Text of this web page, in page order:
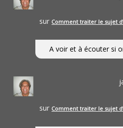
sur Comment traiter le sujet
A voir et à écouter si
sur Comment traiter le sujet